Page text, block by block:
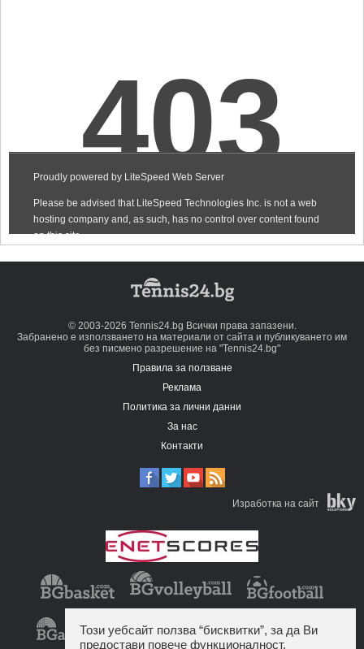
© 2003-2026 Tennis24.bg Всички права запазени.
Забранено е използването на материали от сайта и публикуването им
без писмено разрешение на "Tennis24.bg"
Правила за ползване
Реклама
Политика за лични данни
За нас
Контакти
Изработка на сайт
Този уебсайт ползва “бисквитки”, за да Ви
предостави повече функционалност.